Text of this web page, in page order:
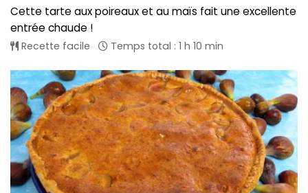
Cette tarte aux poireaux et au maïs fait une excellente
entrée chaude !
Recette facile Temps total : 1 h 10 min